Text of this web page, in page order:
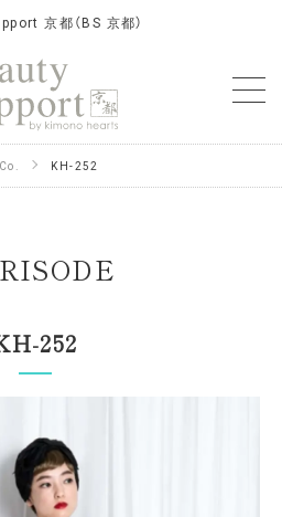
京都（BS 京都）
KH-252
252